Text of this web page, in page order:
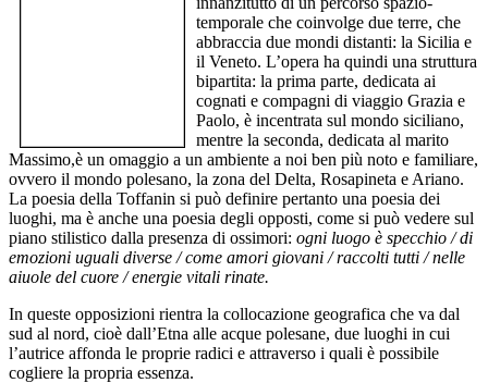
temporale che coinvolge due terre, che
abbraccia due mondi distanti: la Sicilia e
il Veneto. L’opera ha quindi una struttura
bipartita: la prima parte, dedicata ai
cognati e compagni di viaggio Grazia e
Paolo, è incentrata sul mondo siciliano,
mentre la seconda, dedicata al marito
Massimo,è un omaggio a un ambiente a noi ben più noto e familiare,
ovvero il mondo polesano, la zona del Delta, Rosapineta e Ariano.
La poesia della Toffanin si può definire pertanto una poesia dei
luoghi, ma è anche una poesia degli opposti, come si può vedere sul
piano stilistico dalla presenza di ossimori: ogni luogo è specchio / di
emozioni uguali diverse / come amori giovani / raccolti tutti / nelle
aiuole del cuore / energie vitali rinate.
In queste opposizioni rientra la collocazione geografica che va dal
sud al nord, cioè dall’Etna alle acque polesane, due luoghi in cui
l’autrice affonda le proprie radici e attraverso i quali è possibile
cogliere la propria essenza.